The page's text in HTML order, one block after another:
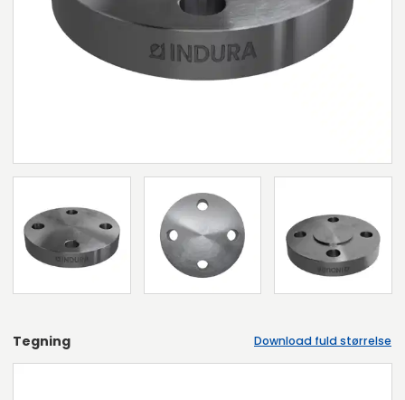
Tegning Download fuld størrelse